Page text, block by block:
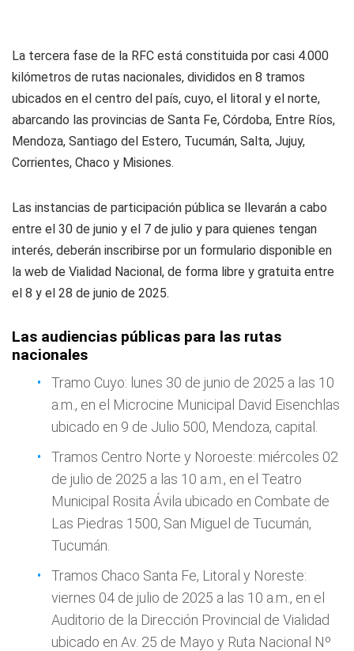
La tercera fase de la RFC está constituida por casi 4.000
kilómetros de rutas nacionales, divididos en 8 tramos
ubicados en el centro del país, cuyo, el litoral y el norte,
abarcando las provincias de Santa Fe, Córdoba, Entre Ríos,
Mendoza, Santiago del Estero, Tucumán, Salta, Jujuy,
Corrientes, Chaco y Misiones.
Las instancias de participación pública se llevarán a cabo
entre el 30 de junio y el 7 de julio y para quienes tengan
interés, deberán inscribirse por un formulario disponible en
la web de Vialidad Nacional, de forma libre y gratuita entre
el 8 y el 28 de junio de 2025.
Las audiencias públicas para las rutas
nacionales
Tramo Cuyo: lunes 30 de junio de 2025 a las 10
a.m., en el Microcine Municipal David Eisenchlas
ubicado en 9 de Julio 500, Mendoza, capital.
Tramos Centro Norte y Noroeste: miércoles 02
de julio de 2025 a las 10 a.m., en el Teatro
Municipal Rosita Ávila ubicado en Combate de
Las Piedras 1500, San Miguel de Tucumán,
Tucumán.
Tramos Chaco Santa Fe, Litoral y Noreste:
viernes 04 de julio de 2025 a las 10 a.m., en el
Auditorio de la Dirección Provincial de Vialidad
ubicado en Av. 25 de Mayo y Ruta Nacional Nº